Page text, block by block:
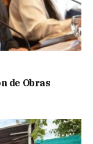
de Obras